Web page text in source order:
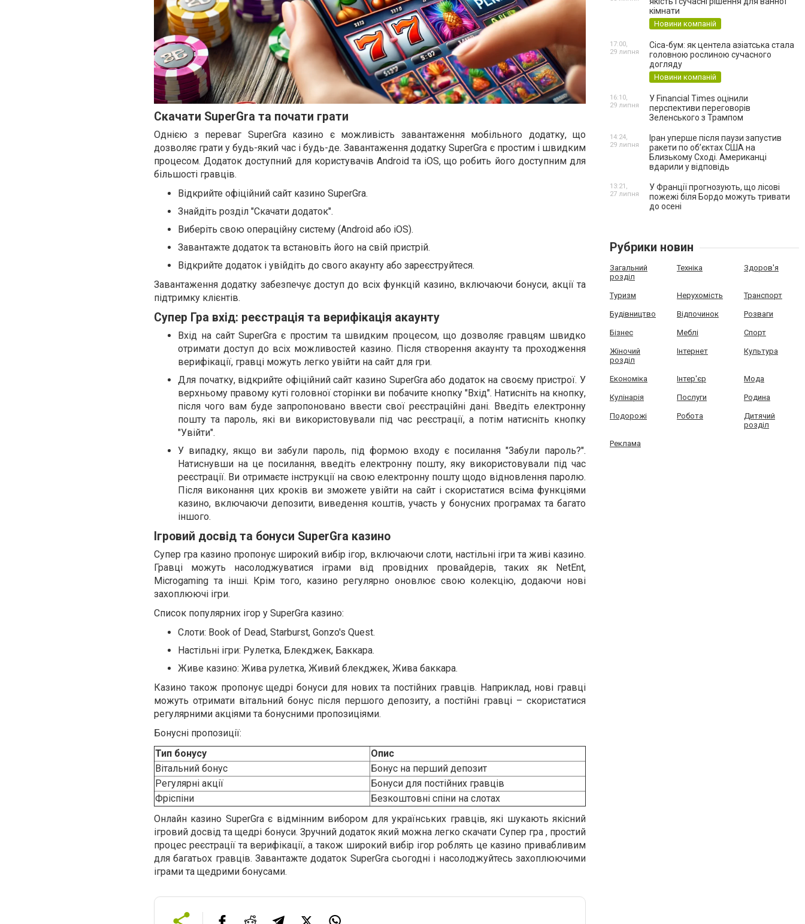
Скачати SuperGra та почати грати
Однією з переваг SuperGra казино є можливість завантаження мобільного додатку, що
дозволяє грати у будь-який час і будь-де. Завантаження додатку SuperGra є простим і швидким
процесом. Додаток доступний для користувачів Android та iOS, що робить його доступним для
більшості гравців.
Відкрийте офіційний сайт казино SuperGra.
Знайдіть розділ "Скачати додаток".
Виберіть свою операційну систему (Android або iOS).
Завантажте додаток та встановіть його на свій пристрій.
Відкрийте додаток і увійдіть до свого акаунту або зареєструйтеся.
Завантаження додатку забезпечує доступ до всіх функцій казино, включаючи бонуси, акції та
підтримку клієнтів.
Супер Гра вхід: реєстрація та верифікація акаунту
Вхід на сайт SuperGra є простим та швидким процесом, що дозволяє гравцям швидко
отримати доступ до всіх можливостей казино. Після створення акаунту та проходження
верифікації, гравці можуть легко увійти на сайт для гри.
Для початку, відкрийте офіційний сайт казино SuperGra або додаток на своєму пристрої. У
верхньому правому куті головної сторінки ви побачите кнопку "Вхід". Натисніть на кнопку,
після чого вам буде запропоновано ввести свої реєстраційні дані. Введіть електронну
пошту та пароль, які ви використовували під час реєстрації, а потім натисніть кнопку
"Увійти".
У випадку, якщо ви забули пароль, під формою входу є посилання "Забули пароль?".
Натиснувши на це посилання, введіть електронну пошту, яку використовували під час
реєстрації. Ви отримаєте інструкції на свою електронну пошту щодо відновлення паролю.
Після виконання цих кроків ви зможете увійти на сайт і скористатися всіма функціями
казино, включаючи депозити, виведення коштів, участь у бонусних програмах та багато
іншого.
Ігровий досвід та бонуси SuperGra казино
Супер гра казино пропонує широкий вибір ігор, включаючи слоти, настільні ігри та живі казино.
Гравці можуть насолоджуватися іграми від провідних провайдерів, таких як NetEnt,
Microgaming та інші. Крім того, казино регулярно оновлює свою колекцію, додаючи нові
захоплюючі ігри.
Список популярних ігор у SuperGra казино:
Слоти: Book of Dead, Starburst, Gonzo's Quest.
Настільні ігри: Рулетка, Блекджек, Баккара.
Живе казино: Жива рулетка, Живий блекджек, Жива баккара.
Казино також пропонує щедрі бонуси для нових та постійних гравців. Наприклад, нові гравці
можуть отримати вітальний бонус після першого депозиту, а постійні гравці – скористатися
регулярними акціями та бонусними пропозиціями.
Бонусні пропозиції:
Тип бонусу
Опис
Вітальний бонус
Бонус на перший депозит
Регулярні акції
Бонуси для постійних гравців
Фріспіни
Безкоштовні спіни на слотах
Онлайн казино SuperGra є відмінним вибором для українських гравців, які шукають якісний
ігровий досвід та щедрі бонуси. Зручний додаток який можна легко скачати Супер гра , простий
процес реєстрації та верифікації, а також широкий вибір ігор роблять це казино привабливим
для багатьох гравців. Завантажте додаток SuperGra сьогодні і насолоджуйтесь захоплюючими
іграми та щедрими бонусами.
кімнати
Новини компаній
Cica-бум: як центела азіатська стала
головною рослиною сучасного
догляду
Новини компаній
17:00,
29 липня
У Financial Times оцінили
перспективи переговорів
Зеленського з Трампом
16:10,
29 липня
Іран уперше після паузи запустив
ракети по обʼєктах США на
Близькому Сході. Американці
вдарили у відповідь
14:24,
29 липня
У Франції прогнозують, що лісові
пожежі біля Бордо можуть тривати
до осені
13:21,
27 липня
Рубрики новин
Загальний
розділ
Техніка Здоров'я
Туризм Нерухомість Транспорт
Будівництво Відпочинок Розваги
Бізнес Меблі Спорт
Жіночий
розділ
Інтернет Культура
Економіка Інтер'єр Мода
Кулінарія Послуги Родина
Подорожі Робота
Дитячий
розділ
Реклама